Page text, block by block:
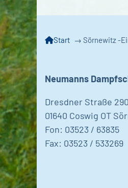
Start → Sörnewitz -
Neumanns
Dresdner Straße 290
01640 Coswig OT
Fon: 03523 / 63835
Fax: 03523 / 533269